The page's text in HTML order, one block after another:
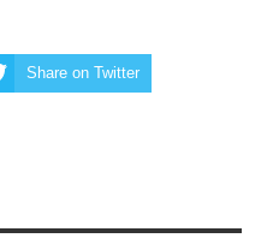
Share on Twitter